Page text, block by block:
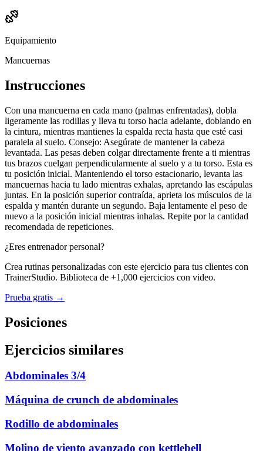
Equipamiento
Mancuernas
Instrucciones
Con una mancuerna en cada mano (palmas enfrentadas), dobla
ligeramente las rodillas y lleva tu torso hacia adelante, doblando en
la cintura, mientras mantienes la espalda recta hasta que esté casi
paralela al suelo. Consejo: Asegúrate de mantener la cabeza
levantada. Las pesas deben colgar directamente frente a ti mientras
tus brazos cuelgan perpendicularmente al suelo y a tu torso. Esta es
tu posición inicial. Manteniendo el torso estacionario, levanta las
mancuernas hacia tu lado mientras exhalas, apretando las escápulas
juntas. En la posición superior contraída, aprieta los músculos de la
espalda y mantén durante un segundo. Baja lentamente el peso de
nuevo a la posición inicial mientras inhalas. Repite por la cantidad
recomendada de repeticiones.
¿Eres entrenador personal?
Crea rutinas personalizadas con este ejercicio para tus clientes con
TrainerStudio. Biblioteca de +1,000 ejercicios con video.
Prueba gratis →
Posiciones
Ejercicios similares
Abdominales 3/4
Máquina de crunch de abdominales
Rodillo de abdominales
Molino de viento avanzado con kettlebell